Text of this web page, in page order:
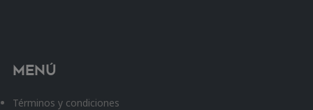
Menú
Términos y condiciones